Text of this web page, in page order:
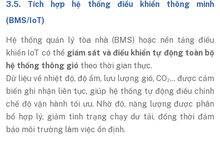
3.5. Tích hợp hệ thống điều khiển thông minh
(BMS/IoT)
Hệ thống quản lý tòa nhà (BMS) hoặc nền tảng điều
khiển IoT có thể giám sát và điều khiển tự động toàn bộ
hệ thống thông gió theo thời gian thực.
Dữ liệu về nhiệt độ, độ ẩm, lưu lượng gió, CO₂… được cảm
biến ghi nhận liên tục, giúp hệ thống tự động điều chỉnh
chế độ vận hành tối ưu. Nhờ đó, năng lượng được phân
bổ hợp lý, giảm tình trạng chạy dư tải, đồng thời đảm
bảo môi trường làm việc ổn định.